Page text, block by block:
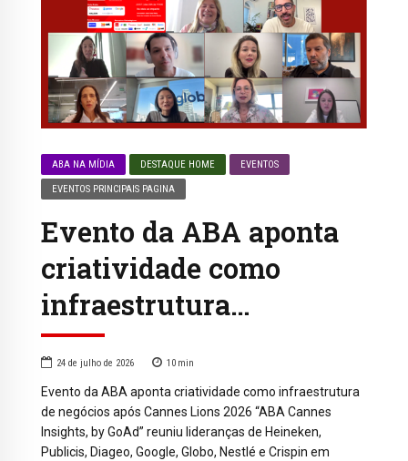
ABA NA MÍDIA DESTAQUE HOME EVENTOS
EVENTOS PRINCIPAIS PAGINA
Evento da ABA aponta
criatividade como
infraestrutura…
24 de julho de 2026 10 min
Evento da ABA aponta criatividade como infraestrutura
de negócios após Cannes Lions 2026 “ABA Cannes
Insights, by GoAd” reuniu lideranças de Heineken,
Publicis, Diageo, Google, Globo, Nestlé e Crispin em